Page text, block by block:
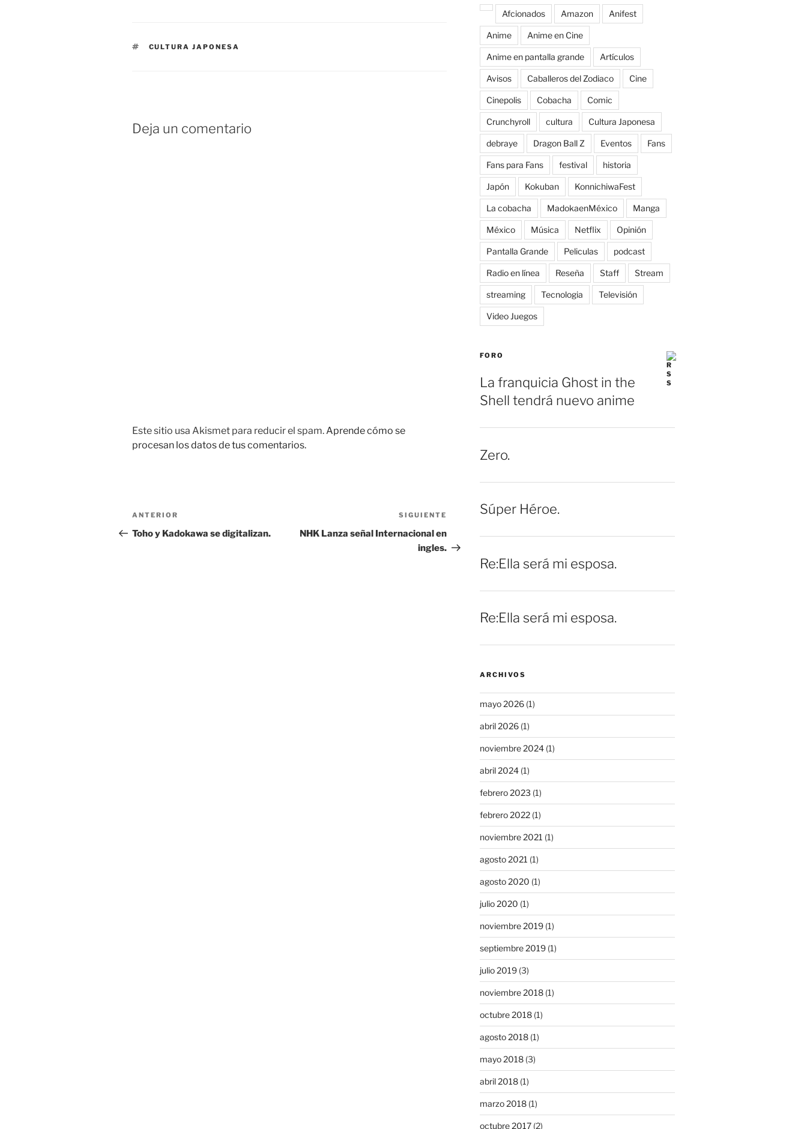
ETIQUETAS
CULTURA JAPONESA
Deja un comentario
Este sitio usa Akismet para reducir el spam.Aprende cómo se
procesan los datos de tus comentarios.
Navegación
de
Entrada
anterior:
ANTERIOR
Toho y Kadokawa se digitalizan.
Siguiente
entrada
SIGUIENTE
NHK Lanza señal Internacional en
ingles.
Afcionados Amazon Anifest
Anime Anime en Cine
Anime en pantalla grande Artículos
Avisos Caballeros del Zodiaco Cine
Cinepolis Cobacha Comic
Crunchyroll cultura Cultura Japonesa
debraye Dragon Ball Z Eventos Fans
Fans para Fans festival historia
Japón Kokuban KonnichiwaFest
La cobacha MadokaenMéxico Manga
México Música Netflix Opinión
Pantalla Grande Peliculas podcast
Radio en línea Reseña Staff Stream
streaming Tecnologia Televisión
Video Juegos
FORO
La franquicia Ghost in the
Shell tendrá nuevo anime
Zero.
Súper Héroe.
Re:Ella será mi esposa.
Re:Ella será mi esposa.
ARCHIVOS
mayo 2026(1)
abril 2026(1)
noviembre 2024(1)
abril 2024(1)
febrero 2023 (1)
febrero 2022(1)
noviembre 2021 (1)
agosto 2021 (1)
agosto 2020 (1)
julio 2020 (1)
noviembre 2019(1)
septiembre 2019(1)
julio 2019(3)
noviembre 2018(1)
octubre 2018(1)
agosto 2018(1)
mayo 2018(3)
abril 2018(1)
marzo 2018(1)
octubre 2017(2)